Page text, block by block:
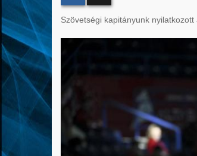
Szövetségi kapitányunk nyilatkozott